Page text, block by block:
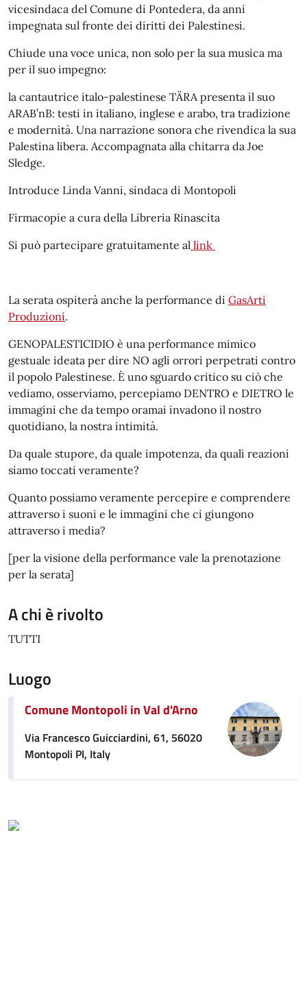
vicesindaca del Comune di Pontedera, da anni
impegnata sul fronte dei diritti dei Palestinesi.
Chiude una voce unica, non solo per la sua musica ma
per il suo impegno:
la cantautrice italo-palestinese TÄRA presenta il suo
ARAB’nB: testi in italiano, inglese e arabo, tra tradizione
e modernità. Una narrazione sonora che rivendica la sua
Palestina libera. Accompagnata alla chitarra da Joe
Sledge.
Introduce Linda Vanni, sindaca di Montopoli
Firmacopie a cura della Libreria Rinascita
Si può partecipare gratuitamente al link
La serata ospiterà anche la performance di GasArti
Produzioni.
GENOPALESTICIDIO è una performance mimico
gestuale ideata per dire NO agli orrori perpetrati contro
il popolo Palestinese. È uno sguardo critico su ciò che
vediamo, osserviamo, percepiamo DENTRO e DIETRO le
immagini che da tempo oramai invadono il nostro
quotidiano, la nostra intimità.
Da quale stupore, da quale impotenza, da quali reazioni
siamo toccati veramente?
Quanto possiamo veramente percepire e comprendere
attraverso i suoni e le immagini che ci giungono
attraverso i media?
[per la visione della performance vale la prenotazione
per la serata]
A chi è rivolto
TUTTI
Luogo
Comune Montopoli in Val d'Arno
Via Francesco Guicciardini, 61, 56020
Montopoli PI, Italy